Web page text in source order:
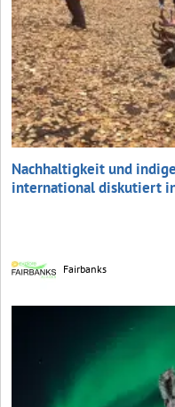
Nachhaltigkeit und
international diskutiert
Fairbanks